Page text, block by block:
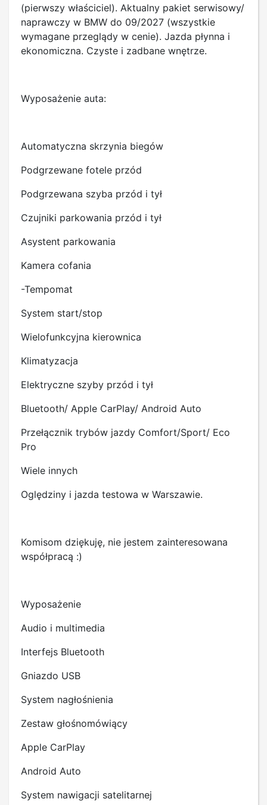
(pierwszy właściciel). Aktualny pakiet serwisowy/
naprawczy w BMW do 09/2027 (wszystkie
wymagane przeglądy w cenie). Jazda płynna i
ekonomiczna. Czyste i zadbane wnętrze.
Wyposażenie auta:
Automatyczna skrzynia biegów
Podgrzewane fotele przód
Podgrzewana szyba przód i tył
Czujniki parkowania przód i tył
Asystent parkowania
Kamera cofania
-Tempomat
System start/stop
Wielofunkcyjna kierownica
Klimatyzacja
Elektryczne szyby przód i tył
Bluetooth/ Apple CarPlay/ Android Auto
Przełącznik trybów jazdy Comfort/Sport/ Eco
Pro
Wiele innych
Oględziny i jazda testowa w Warszawie.
Komisom dziękuję, nie jestem zainteresowana
współpracą :)
Wyposażenie
Audio i multimedia
Interfejs Bluetooth
Gniazdo USB
System nagłośnienia
Zestaw głośnomówiący
Apple CarPlay
Android Auto
System nawigacji satelitarnej